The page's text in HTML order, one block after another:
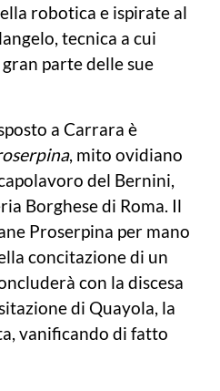
robotica e ispirate al
tecnica a cui
parte delle sue
a Carrara è
, mito ovidiano
del Bernini,
Borghese di Roma. Il
Proserpina per mano
concitazione di un
con la discesa
di Quayola, la
vanificando di fatto